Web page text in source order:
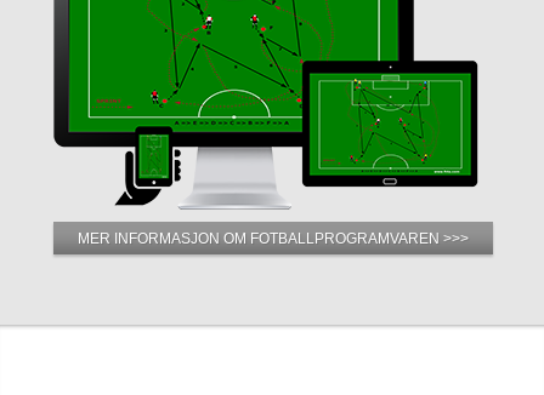
MER INFORMASJON OM FOTBALLPROGRAMVAREN >>>